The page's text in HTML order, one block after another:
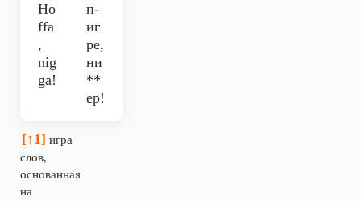
Ho
ffa
,
nig
ga!
п-
иг
ре,
ни
**
ер!
[↑1] игра
слов,
основанная
на